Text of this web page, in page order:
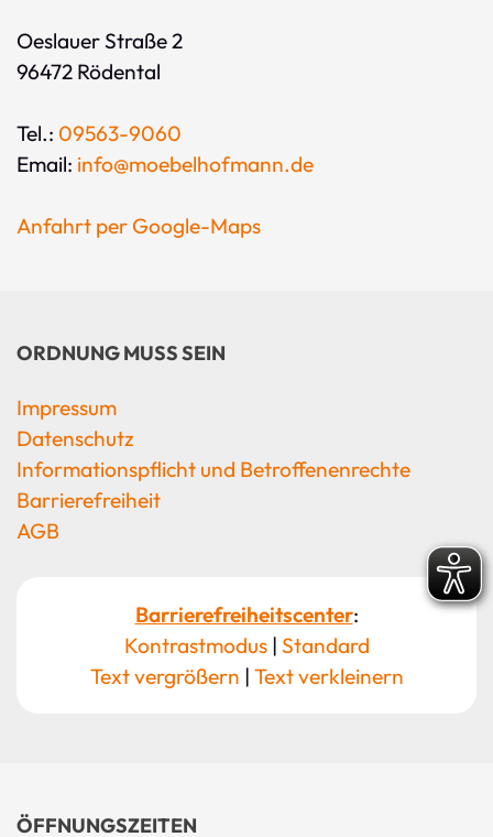
Oeslauer Straße 2
96472 Rödental
Tel.: 09563-9060
Email: info@moebelhofmann.de
Anfahrt per Google-Maps
ORDNUNG MUSS SEIN
Impressum
Datenschutz
Informationspflicht und Betroffenenrechte
Barrierefreiheit
AGB
Barrierefreiheitscenter:
Kontrastmodus| Standard
Text vergrößern | Text verkleinern
ÖFFNUNGSZEITEN